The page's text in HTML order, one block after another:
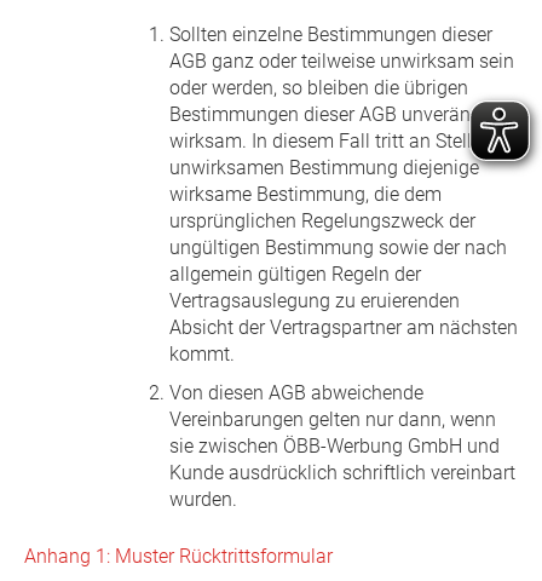
Sollten einzelne Bestimmungen dieser
AGB ganz oder teilweise unwirksam sein
oder werden, so bleiben die übrigen
Bestimmungen dieser AGB unverändert
wirksam. In diesem Fall tritt an Stelle der
unwirksamen Bestimmung diejenige
wirksame Bestimmung, die dem
ursprünglichen Regelungszweck der
ungültigen Bestimmung sowie der nach
allgemein gültigen Regeln der
Vertragsauslegung zu eruierenden
Absicht der Vertragspartner am nächsten
kommt.
Von diesen AGB abweichende
Vereinbarungen gelten nur dann, wenn
sie zwischen ÖBB-Werbung GmbH und
Kunde ausdrücklich schriftlich vereinbart
wurden.
Anhang 1: Muster Rücktrittsformular